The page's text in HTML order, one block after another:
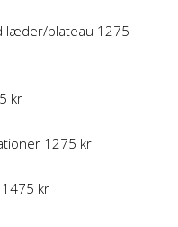
læder/plateau 1275
kr
1275 kr
kr